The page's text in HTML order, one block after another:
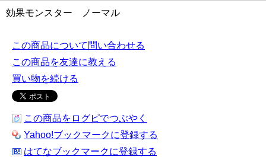
効果モンスター ノーマル
この商品について問い合わせる
この商品を友達に教える
買い物を続ける
この商品をログピでつぶやく
Yahoo!ブックマークに登録する
はてなブックマークに登録する